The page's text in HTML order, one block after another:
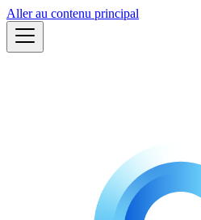
Aller au contenu principal